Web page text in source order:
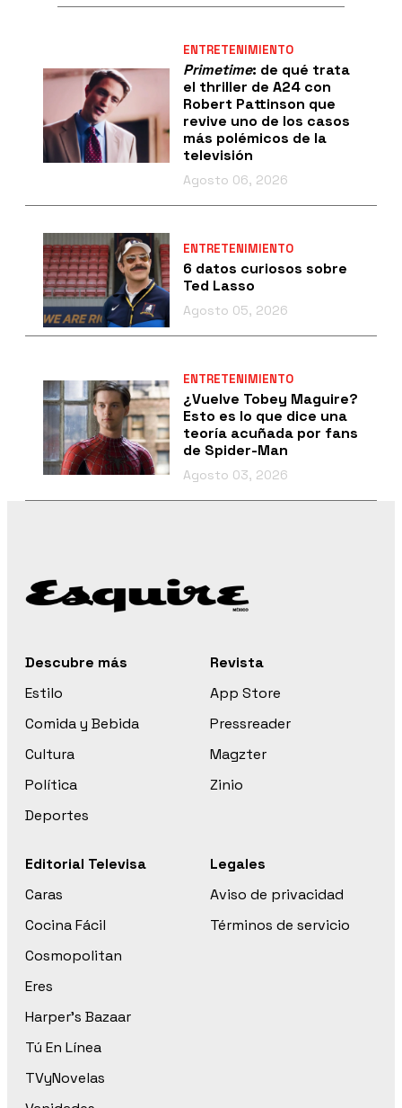
ENTRETENIMIENTO
Primetime: de qué trata
el thriller de A24 con
Robert Pattinson que
revive uno de los casos
más polémicos de la
televisión
Agosto 06, 2026
ENTRETENIMIENTO
6 datos curiosos sobre
Ted Lasso
Agosto 05, 2026
ENTRETENIMIENTO
¿Vuelve Tobey Maguire?
Esto es lo que dice una
teoría acuñada por fans
de Spider-Man
Agosto 03, 2026
Descubre más
Estilo
Comida y Bebida
Cultura
Política
Deportes
Revista
App Store
Pressreader
Magzter
Zinio
Editorial Televisa
Caras
Cocina Fácil
Cosmopolitan
Eres
Harper’s Bazaar
Tú En Línea
TVyNovelas
Legales
Aviso de privacidad
Términos de servicio